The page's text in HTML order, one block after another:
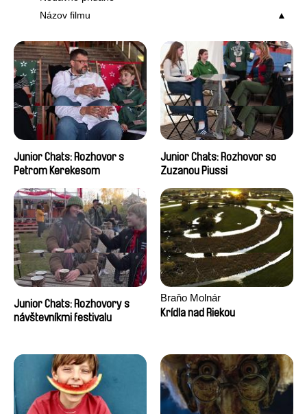
Názov filmu
Junior Chats: Rozhovor s
Petrom Kerekesom
Junior Chats: Rozhovor so
Zuzanou Piussi
Junior Chats: Rozhovory s
návštevníkmi festivalu
Braňo Molnár
Krídla nad Riekou